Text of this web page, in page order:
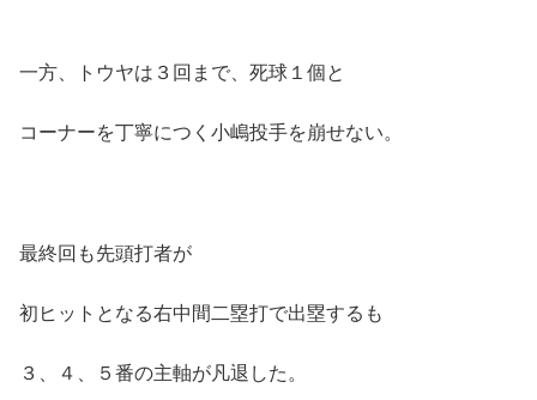
一方、トウヤは３回まで、死球１個と
コーナーを丁寧につく小嶋投手を崩せない。
最終回も先頭打者が
初ヒットとなる右中間二塁打で出塁するも
３、４、５番の主軸が凡退した。